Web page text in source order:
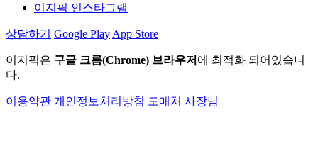
이지픽 인스타그램
상담하기 Google Play App Store
이지픽은 구글 크롬(Chrome) 브라우저 에 최적화 되어있습니
다.
이용약관 개인정보처리방침 도매처 사장님